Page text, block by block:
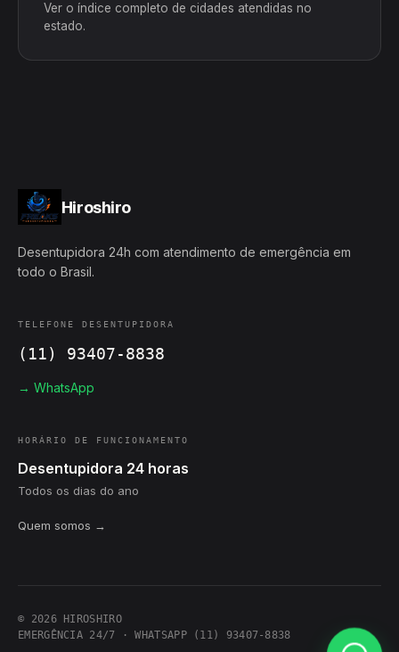
Ver o índice completo de cidades atendidas no
estado.
Hiroshiro
Desentupidora 24h com atendimento de emergência em
todo o Brasil.
TELEFONE DESENTUPIDORA
(11) 93407-8838
→ WhatsApp
HORÁRIO DE FUNCIONAMENTO
Desentupidora 24 horas
Todos os dias do ano
Quem somos →
© 2026 HIROSHIRO
EMERGÊNCIA 24/7 · WHATSAPP (11) 93407-8838